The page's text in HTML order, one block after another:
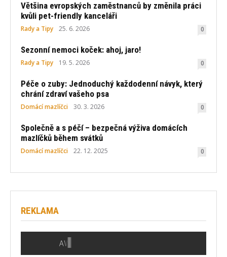
Většina evropských zaměstnanců by změnila práci
kvůli pet-friendly kanceláři
Rady a Tipy 25. 6. 2026 0
Sezonní nemoci koček: ahoj, jaro!
Rady a Tipy 19. 5. 2026 0
Péče o zuby: Jednoduchý každodenní návyk, který
chrání zdraví vašeho psa
Domácí mazlíčci 30. 3. 2026 0
Společně a s péčí – bezpečná výživa domácích
mazlíčků během svátků
Domácí mazlíčci 22. 12. 2025 0
REKLAMA